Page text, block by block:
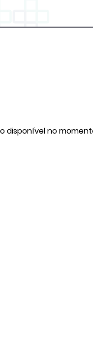
disponível no